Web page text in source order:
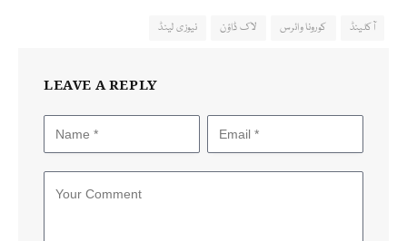
آکلینڈ کورونا وائرس لاک ڈاؤن نیوزی لینڈ
LEAVE A REPLY